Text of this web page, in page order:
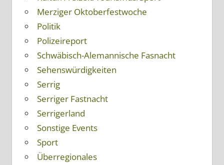
Merziger Oktoberfestwoche
Politik
Polizeireport
Schwäbisch-Alemannische Fasnacht
Sehenswürdigkeiten
Serrig
Serriger Fastnacht
Serrigerland
Sonstige Events
Sport
Überregionales